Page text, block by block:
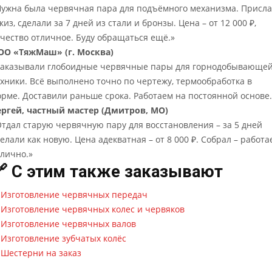
была червячная пара для подъёмного механизма.
сделали за 7 дней из стали и бронзы. Цена – от 12 000 ₽,
отличное. Буду обращаться ещё.»
«ТяжМаш» (г. Москва)
глобоидные червячные пары для
Всё выполнено точно по чертежу, термообработка в
Доставили раньше срока. Работаем на постоянной
частный мастер (Дмитров, МО)
старую червячную пару для восстановления – за 5 дней
как новую. Цена адекватная – от 8 000 ₽. Собрал –
С этим также заказывают
червячных передач
червячных колес и червяков
червячных валов
зубчатых колёс
на заказ